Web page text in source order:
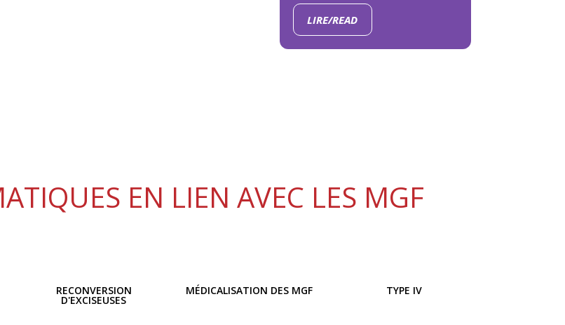
LIRE/READ
EN LIEN AVEC LES MGF
RECONVERSION
D'EXCISEUSES
MÉDICALISATION DES MGF TYPE IV